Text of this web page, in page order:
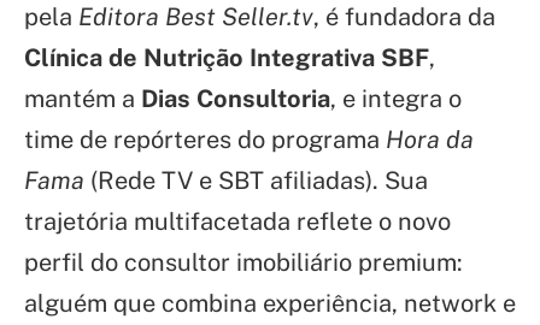
pela Editora Best Seller.tv, é fundadora da
Clínica de Nutrição Integrativa SBF,
mantém a Dias Consultoria, e integra o
time de repórteres do programa Hora da
Fama (Rede TV e SBT afiliadas). Sua
trajetória multifacetada reflete o novo
perfil do consultor imobiliário premium:
alguém que combina experiência, network e